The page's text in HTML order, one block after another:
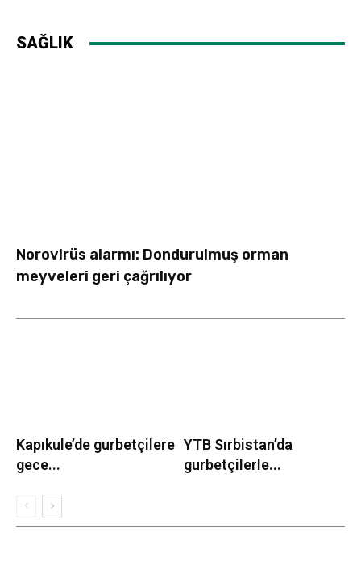
SAĞLIK
Norovirüs alarmı: Dondurulmuş orman
meyveleri geri çağrılıyor
Kapıkule’de gurbetçilere
gece...
YTB Sırbistan’da
gurbetçilerle...